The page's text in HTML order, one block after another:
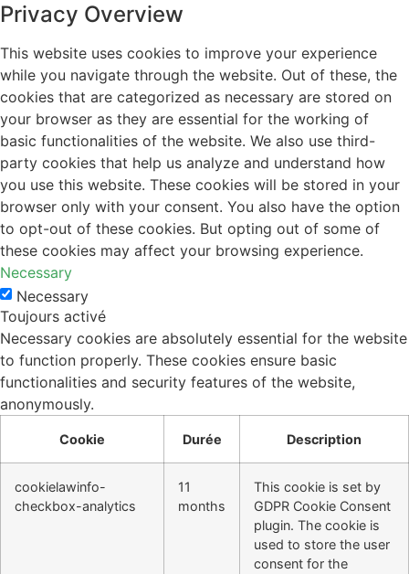
Privacy Overview
This website uses cookies to improve your experience
while you navigate through the website. Out of these, the
cookies that are categorized as necessary are stored on
your browser as they are essential for the working of
basic functionalities of the website. We also use third-
party cookies that help us analyze and understand how
you use this website. These cookies will be stored in your
browser only with your consent. You also have the option
to opt-out of these cookies. But opting out of some of
these cookies may affect your browsing experience.
Necessary
Necessary
Toujours activé
Necessary cookies are absolutely essential for the website
to function properly. These cookies ensure basic
functionalities and security features of the website,
anonymously.
Cookie Durée Description
cookielawinfo-
checkbox-analytics
11
months
This cookie is set by
GDPR Cookie Consent
plugin. The cookie is
used to store the user
consent for the